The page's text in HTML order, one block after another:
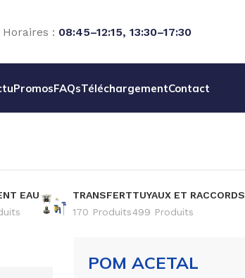
Horaires : 08:45–12:15, 13:30–17:30
PromosFAQsTéléchargementContact
EAU
TRANSFERT
170 Produits
TUYAUX ET RACCORDS
499 Produits
POM ACETAL